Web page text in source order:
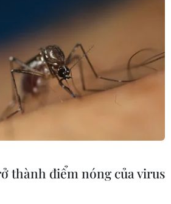
#hàng hóa
#xuất nhập khẩu
#doanh nghiệp
thành điểm nóng của virus